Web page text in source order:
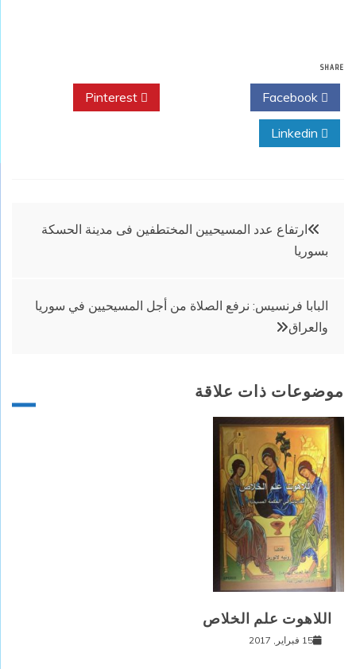
SHARE
تصفّح
المقالات
ارتفاع عدد المسيحيين المختطفين فى مدينة الحسكة
بسوريا
البابا فرنسيس: نرفع الصلاة من أجل المسيحيين في سوريا
والعراق
موضوعات ذات علاقة
اللاهوت علم الخلاص
15 فبراير, 2017